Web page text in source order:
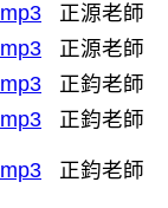
mp3
正源老師
mp3
正源老師
mp3
正鈞老師
mp3 正鈞老師
mp3 正鈞老師